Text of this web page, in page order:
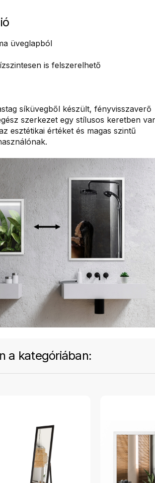
üveglapból
is felszerelhető
síküvegből készült, fényvisszaverő
szerkezet egy stílusos keretben
esztétikai értéket és magas szintű
a kategóriában: